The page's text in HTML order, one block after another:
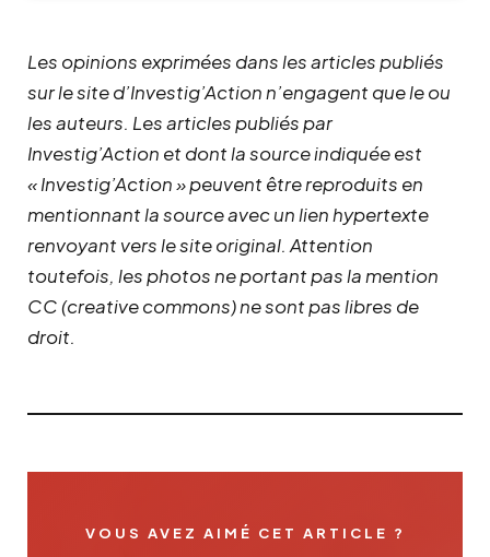
Les opinions exprimées dans les articles publiés
sur le site d’Investig’Action n’engagent que le ou
les auteurs. Les articles publiés par
Investig’Action et dont la source indiquée est
« Investig’Action » peuvent être reproduits en
mentionnant la source avec un lien hypertexte
renvoyant vers le site original. Attention
toutefois, les photos ne portant pas la mention
CC (creative commons) ne sont pas libres de
droit.
VOUS AVEZ AIMÉ CET ARTICLE ?